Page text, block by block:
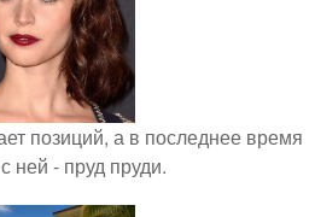
позиций, а в последнее время
ней - пруд пруди.